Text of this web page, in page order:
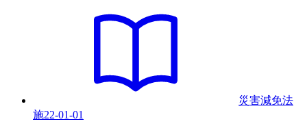
災害減免法
施22-01-01